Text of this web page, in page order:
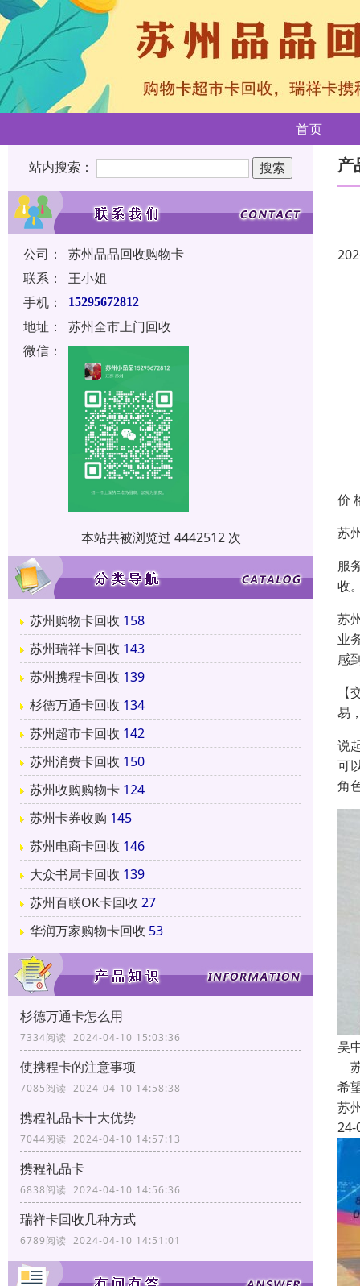
首页
站内搜索：
公司：
苏州品品回收购物卡
联系：
王小姐
手机：
15295672812
地址：
苏州全市上门回收
微信：
本站共被浏览过 4442512 次
苏州购物卡回收 158
苏州瑞祥卡回收 143
苏州携程卡回收 139
杉德万通卡回收 134
苏州超市卡回收 142
苏州消费卡回收 150
苏州收购购物卡 124
苏州卡券收购 145
苏州电商卡回收 146
大众书局卡回收 139
苏州百联OK卡回收 27
华润万家购物卡回收 53
杉德万通卡怎么用
7334阅读 2024-04-10 15:03:36
使携程卡的注意事项
7085阅读 2024-04-10 14:58:38
携程礼品卡十大优势
7044阅读 2024-04-10 14:57:13
携程礼品卡
6838阅读 2024-04-10 14:56:36
瑞祥卡回收几种方式
6789阅读 2024-04-10 14:51:01
产
价
苏
服
收
苏
业
感
易
说
可
角
吴
希
苏
24-